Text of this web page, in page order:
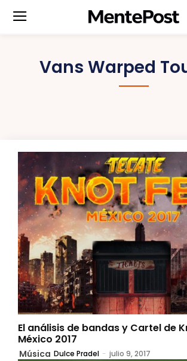
Vans Warped
El análisis de bandas y Cartel de
México 2017
Música Dulce Pradel - julio 9, 2017